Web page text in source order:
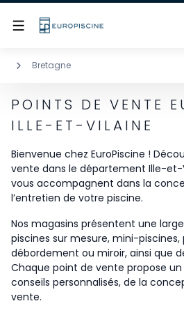
Bretagne
POINTS DE VENTE
ILLE-ET-VILAINE
Bienvenue chez EuroPiscine !
vente dans le département Ille-et-
vous accompagnent dans la
l’entretien de votre piscine.
Nos magasins présentent une
piscines sur mesure, mini-piscines,
débordement ou miroir, ainsi que
Chaque point de vente propose
conseils personnalisés, de la
vente.